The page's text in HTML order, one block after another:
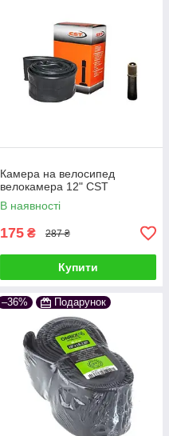
Камера на велосипед
велокамера 12" CST
В наявності
175 ₴ 287 ₴
Купити
–36% Подарунок